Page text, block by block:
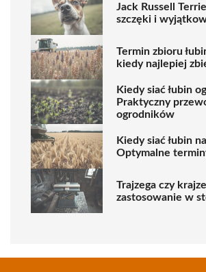
Jack Russell
szczęki i
Termin zbioru
kiedy najlepiej
Kiedy siać łubin
Praktyczny
ogrodników
Kiedy siać łubin
Optymalne
Trajzega czy
zastosowanie w